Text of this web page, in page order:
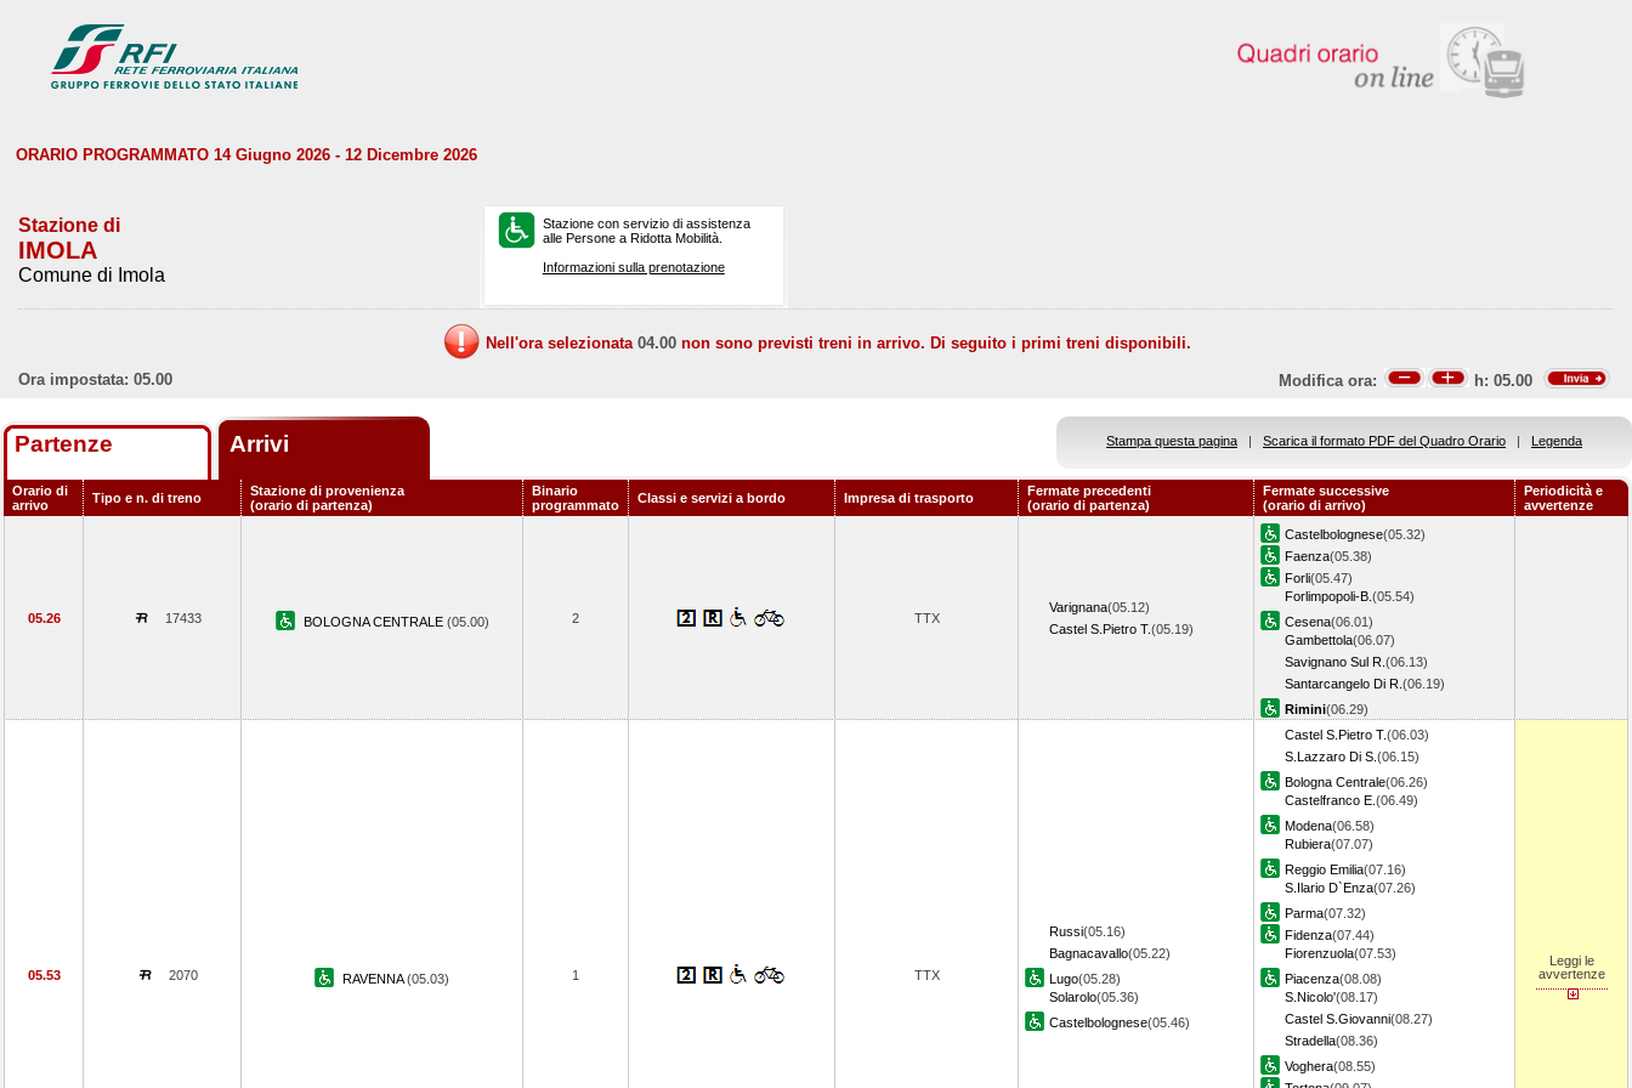
ORARIO PROGRAMMATO 14 Giugno 2026 - 12 Dicembre 2026
Stazione di
IMOLA
Comune di Imola
Stazione con servizio di assistenza
alle Persone a Ridotta Mobilità.
Informazioni sulla prenotazione
Nell'ora selezionata 04.00 non sono previsti treni in arrivo. Di seguito i primi treni disponibili.
Ora impostata: 05.00
Modifica ora: h: 05.00
Partenze Arrivi Stampa questa pagina | Scarica il formato PDF del Quadro Orario | Legenda
Orario di
arrivo
Tipo e n. di treno
Stazione di provenienza
(orario di partenza)
Binario
programmato
Classi e servizi a bordo Impresa di trasporto
Fermate precedenti
(orario di partenza)
Fermate successive
(orario di arrivo)
Periodicità e
avvertenze
05.26 17433 BOLOGNA CENTRALE (05.00) 2 TTX
Varignana(05.12)
Castel S.Pietro T.(05.19)
Castelbolognese(05.32)
Faenza(05.38)
Forli(05.47)
Forlimpopoli-B. (05.54)
Cesena(06.01)
Gambettola(06.07)
Savignano Sul R. (06.13)
Santarcangelo Di R. (06.19)
Rimini(06.29)
05.53 2070 RAVENNA(05.03) 1 TTX
Russi(05.16)
Bagnacavallo(05.22)
Lugo(05.28)
Solarolo(05.36)
Castelbolognese(05.46)
Castel S.Pietro T.(06.03)
S.Lazzaro Di S. (06.15)
Bologna Centrale(06.26)
Castelfranco E. (06.49)
Modena(06.58)
Rubiera(07.07)
Reggio Emilia(07.16)
S.Ilario D`Enza(07.26)
Parma(07.32)
Fidenza(07.44)
Fiorenzuola(07.53)
Piacenza(08.08)
S.Nicolo'(08.17)
Castel S.Giovanni(08.27)
Stradella(08.36)
Voghera(08.55)
Leggi le
avvertenze